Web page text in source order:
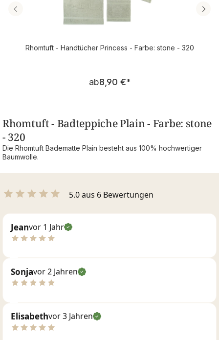
Rhomtuft - Handtücher Princess - Farbe: stone - 320
Regulärer Preis:
ab8,90 €*
Rhomtuft - Badteppiche Plain - Farbe: stone
- 320
Die Rhomtuft Badematte Plain besteht aus 100% hochwertiger
Baumwolle.
5.0 aus 6 Bewertungen
Jeanvor 1 Jahr
Sonjavor 2 Jahren
Elisabethvor 3 Jahren